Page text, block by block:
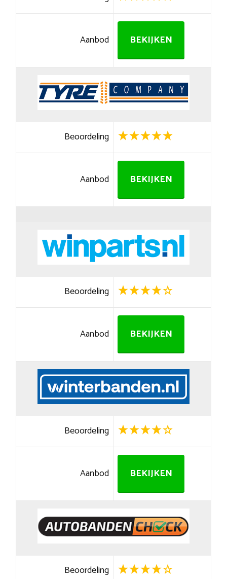
Aanbod BEKIJKEN
Beoordeling
Aanbod BEKIJKEN
Beoordeling
Aanbod BEKIJKEN
Beoordeling
Aanbod BEKIJKEN
Beoordeling